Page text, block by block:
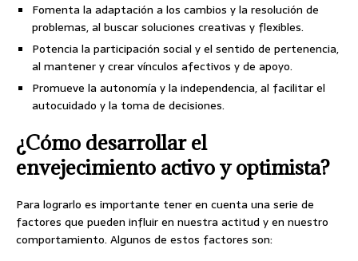
Fomenta la adaptación a los cambios y la resolución de
problemas, al buscar soluciones creativas y flexibles.
Potencia la participación social y el sentido de pertenencia,
al mantener y crear vínculos afectivos y de apoyo.
Promueve la autonomía y la independencia, al facilitar el
autocuidado y la toma de decisiones.
¿Cómo desarrollar el
envejecimiento activo y optimista?
Para lograrlo es importante tener en cuenta una serie de
factores que pueden influir en nuestra actitud y en nuestro
comportamiento. Algunos de estos factores son: